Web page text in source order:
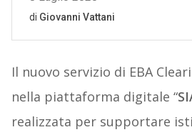
Il nuovo servizio di EBA
nella piattaforma digitale “
realizzata per supportare